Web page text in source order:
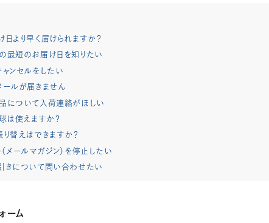
より早く届けられますか？
最短のお届け日を知りたい
ンセルをしたい
ールが届きません
について入荷連絡がほしい
は使えますか？
替えはできますか？
メールマガジン）を停止したい
きについて問い合わせたい
ーム